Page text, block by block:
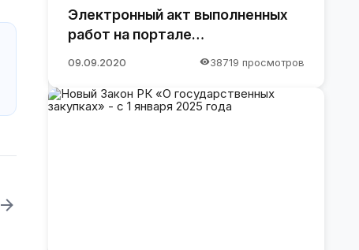
Электронный акт выполненных
работ на портале
09.09.2020 38719 просмотров